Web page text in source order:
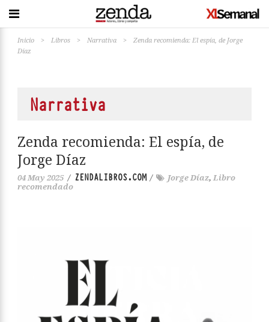
Inicio > Libros > Narrativa >
Zenda recomienda: El espía, de Jorge
Díaz
Narrativa
Zenda recomienda: El espía, de
Jorge Díaz
04 May 2025 / ZENDALIBROS.COM/ Jorge Díaz, Libro
recomendado